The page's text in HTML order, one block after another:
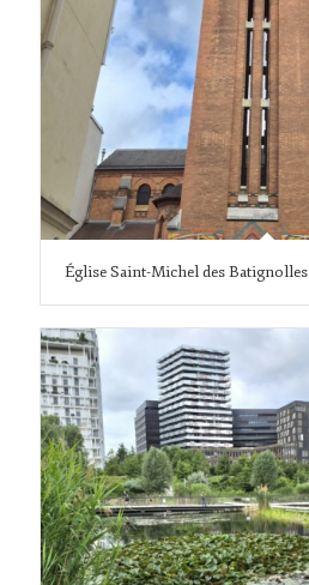
Église Saint-Michel des Batignolles